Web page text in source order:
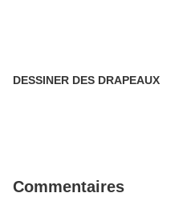
DESSINER DES DRAPEAUX
Commentaires